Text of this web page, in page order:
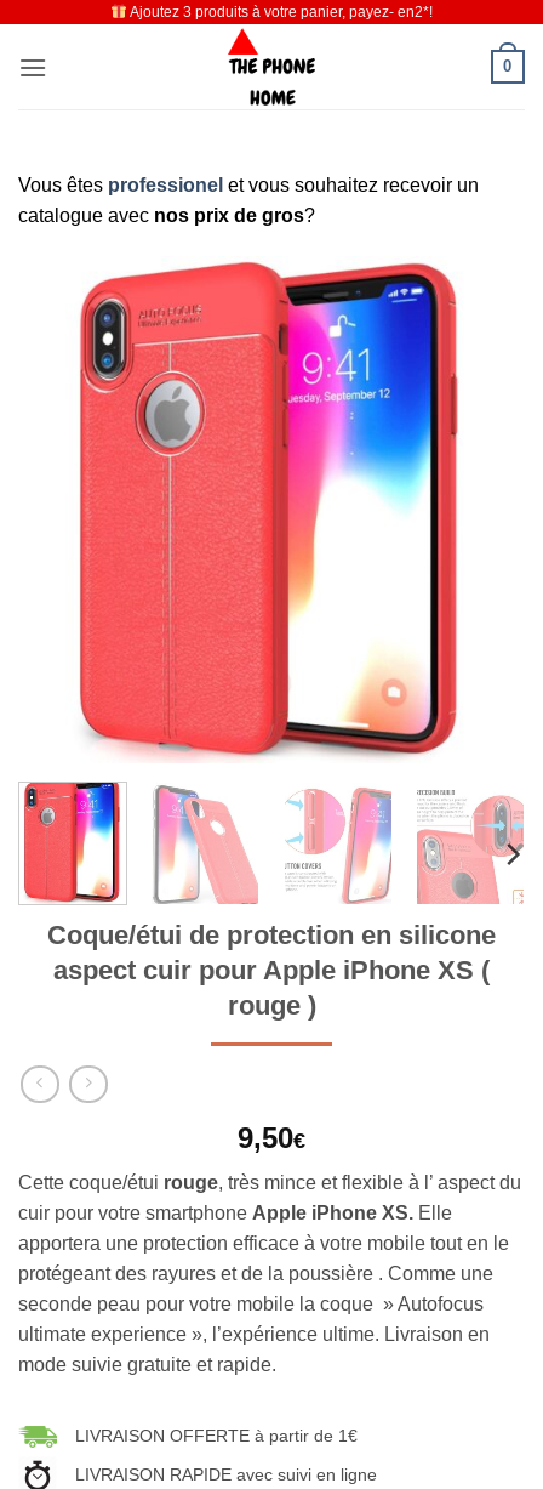
contenu
Ajoutez 3 produits à votre panier, payez- en2*!
0
Vous êtes professionel et vous souhaitez recevoir un
catalogue avec nos prix de gros?
Coque/étui de protection en silicone
aspect cuir pour Apple iPhone XS (
rouge )
9,50€
Cette coque/étui rouge, très mince et flexible à l’ aspect du
cuir pour votre smartphone Apple iPhone XS. Elle
apportera une protection efficace à votre mobile tout en le
protégeant des rayures et de la poussière . Comme une
seconde peau pour votre mobile la coque » Autofocus
ultimate experience », l’expérience ultime. Livraison en
mode suivie gratuite et rapide.
LIVRAISON OFFERTE à partir de 1€
LIVRAISON RAPIDE avec suivi en ligne